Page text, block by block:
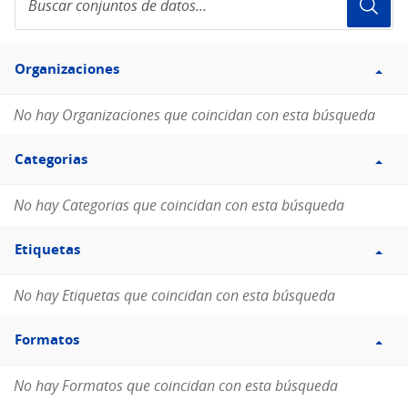
conjuntos
de
Filtro
Organizaciones
Organizaciones
No hay Organizaciones que coincidan con esta búsqueda
Filtro
Categorias
Categorias
No hay Categorias que coincidan con esta búsqueda
Filtro
Etiquetas
Etiquetas
No hay Etiquetas que coincidan con esta búsqueda
Filtro
Formatos
Formatos
No hay Formatos que coincidan con esta búsqueda